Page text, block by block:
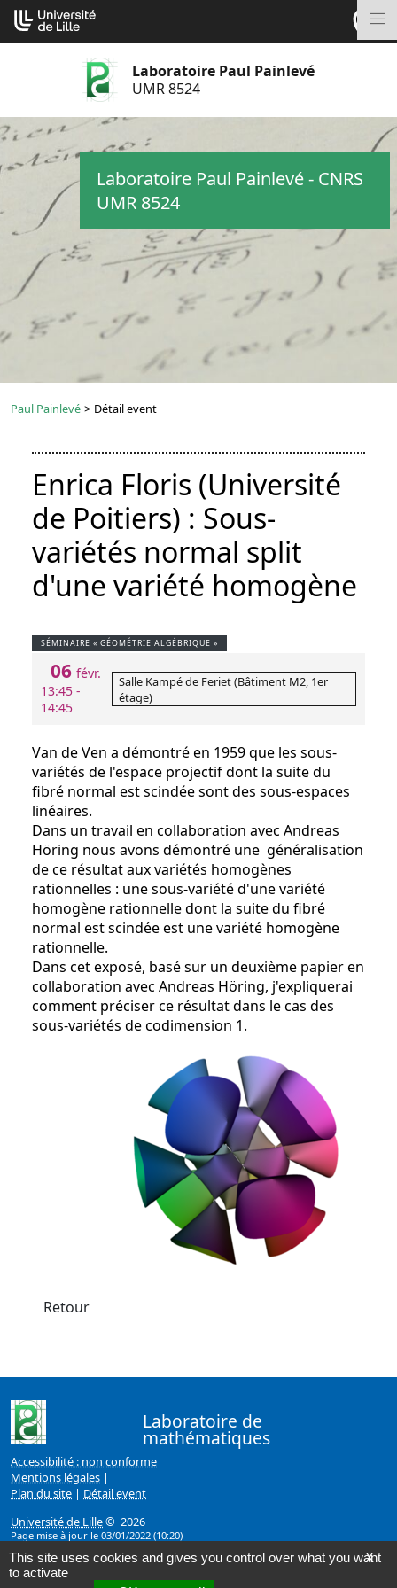
Aller
au
contenu
Laboratoire Paul Painlevé
UMR 8524
Laboratoire Paul Painlevé - CNRS
UMR 8524
Paul Painlevé > Détail event
Enrica Floris (Université
de Poitiers) : Sous-
variétés normal split
d'une variété homogène
SÉMINAIRE « GÉOMÉTRIE ALGÉBRIQUE »
06févr.
13:45 -
14:45
Salle Kampé de Feriet (Bâtiment M2, 1er
étage)
Van de Ven a démontré en 1959 que les sous-
variétés de l'espace projectif dont la suite du
fibré normal est scindée sont des sous-espaces
linéaires.
Dans un travail en collaboration avec Andreas
Höring nous avons démontré une généralisation
de ce résultat aux variétés homogènes
rationnelles : une sous-variété d'une variété
homogène rationnelle dont la suite du fibré
normal est scindée est une variété homogène
rationnelle.
Dans cet exposé, basé sur un deuxième papier en
collaboration avec Andreas Höring, j'expliquerai
comment préciser ce résultat dans le cas des
sous-variétés de codimension 1.
Retour
Laboratoire de
mathématiques
Accessibilité : non conforme
Mentions légales |
Plan du site | Détail event
Université de Lille© 2026
Page mise à jour le 03/01/2022 (10:20)
Cookies management panel
X
This site uses cookies and gives you control over what you want
to activate